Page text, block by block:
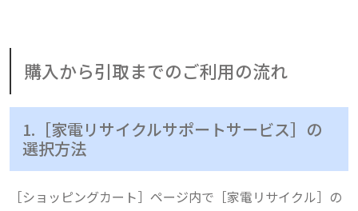
購入から引取までのご利用の流れ
1.［家電リサイクルサポートサービス］の
選択方法
［ショッピングカート］ページ内で［家電リサイクル］の